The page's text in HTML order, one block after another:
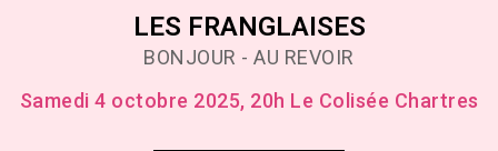
LES FRANGLAISES
BONJOUR - AU REVOIR
Samedi 4 octobre 2025, 20h Le Colisée Chartres